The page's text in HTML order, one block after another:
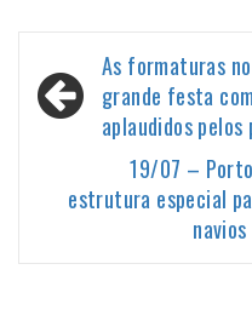
Navegação
de
As formaturas
grande festa
aplaudidos
19/07 –
estrutura especial